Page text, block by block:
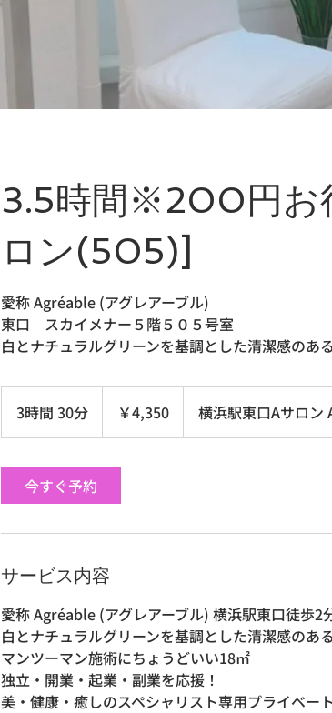
3.5時間※200円お
ロン(505)]
愛称 Agréable (アグレアーブル)
東口 スカイメナー５階５０５号室
白とナチュラルグリーンを基調とした清潔感のあ
3時間 30分
時
3
0
￥4,350 横浜駅東口Aサロ
今すぐ予約
サービス内容
愛称 Agréable (アグレアーブル) 横浜駅東口徒
白とナチュラルグリーンを基調とした清潔感のあ
マンツーマン施術にちょうどいい18㎡
独立・開業・起業・副業を応援！
美・健康・癒しのスペシャリスト専用プライベート